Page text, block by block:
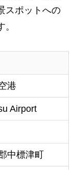
スポットへの
港
Airport
中標津町